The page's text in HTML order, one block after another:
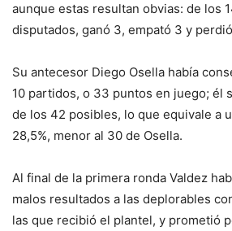
aunque estas resultan obvias: de los
disputados, ganó 3, empató 3 y
Su antecesor Diego Osella había
10 partidos, o 33 puntos en juego; él
de los 42 posibles, lo que equivale a
28,5%, menor al 30 de Osella.
Al final de la primera ronda Valdez
malos resultados a las deplorables
las que recibió el plantel, y prometió